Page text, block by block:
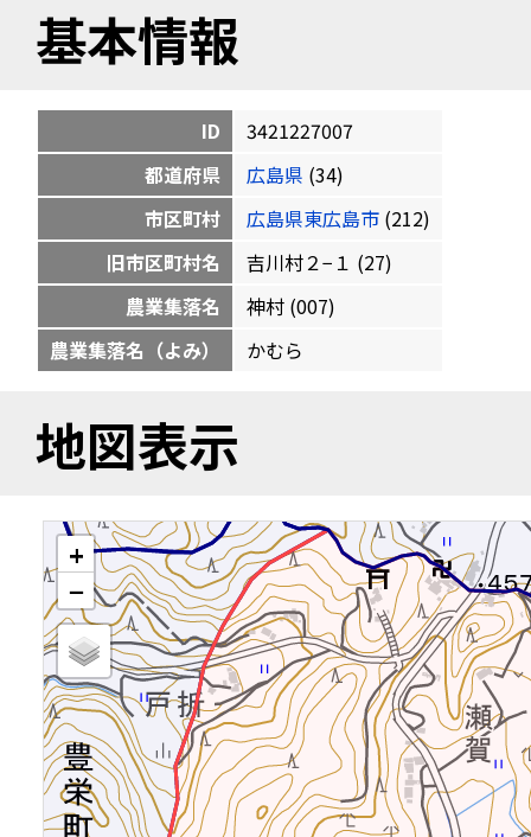
基本情報
ID
3421227007
都道府県
広島県 (34)
市区町村
広島県東広島市 (212)
旧市区町村名
吉川村２−１ (27)
農業集落名
神村 (007)
農業集落名（よみ）
かむら
地図表示
+
−